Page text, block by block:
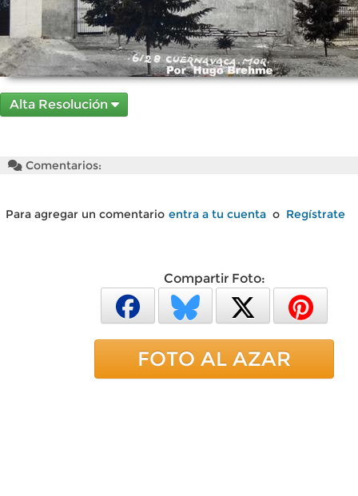
Alta Resolución
Comentarios:
Para agregar un comentario entra a tu cuenta o Regístrate
Compartir Foto:
FOTO AL AZAR